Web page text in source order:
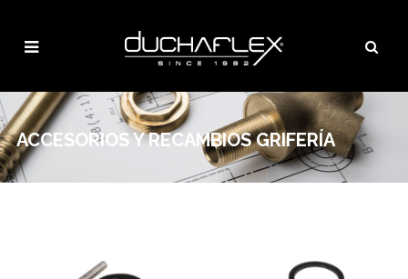
ACCESORIOS Y RECAMBIOS GRIFERÍA